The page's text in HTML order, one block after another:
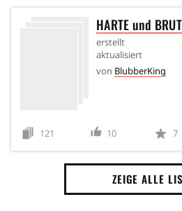
HARTE und
erstellt
aktualisiert
von BlubberKing
121 10 7
ZEIGE ALLE